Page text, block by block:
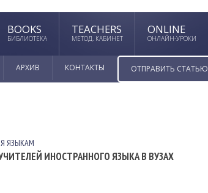
BOOKS
БИБЛИОТЕКА
TEACHERS
МЕТОД. КАБИНЕТ
ONLINE
ОНЛАЙН-УРОКИ
АРХИВ КОНТАКТЫ ОТПРАВИТЬ СТАТЬЮ
ЯЗЫКАМ
ИНОСТРАННОГО ЯЗЫКА В ВУЗАХ